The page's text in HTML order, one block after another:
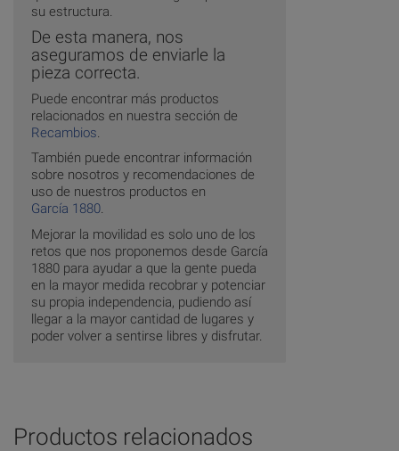
su estructura.
De esta manera, nos
aseguramos de enviarle la
pieza correcta.
Puede encontrar más productos
relacionados en nuestra sección de
Recambios
También puede encontrar información
sobre nosotros y recomendaciones de
uso de nuestros productos en
García 1880.
Mejorar la movilidad es solo uno de los
retos que nos proponemos desde García
1880 para ayudar a que la gente pueda
en la mayor medida recobrar y potenciar
su propia independencia, pudiendo así
llegar a la mayor cantidad de lugares y
poder volver a sentirse libres y disfrutar.
Productos relacionados